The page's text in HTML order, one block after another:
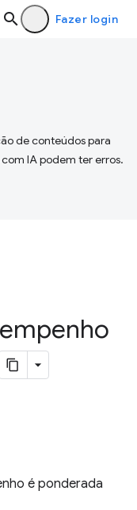
Fazer login
de conteúdos para
IA podem ter erros.
é ponderada